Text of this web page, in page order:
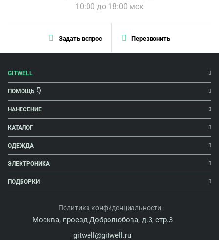
Задать вопрос Перезвонить
10:00 до 18:00 мск
GITWELL
ПОМОЩЬ 👇
НАНЕСЕНИЕ
КАТАЛОГ
ОДЕЖДА
ЭЛЕКТРОНИКА
ПОДБОРКИ
Политика конфиденциальности
Москва, проезд Добролюбова, д.3, стр.3
gitwell@gitwell.ru